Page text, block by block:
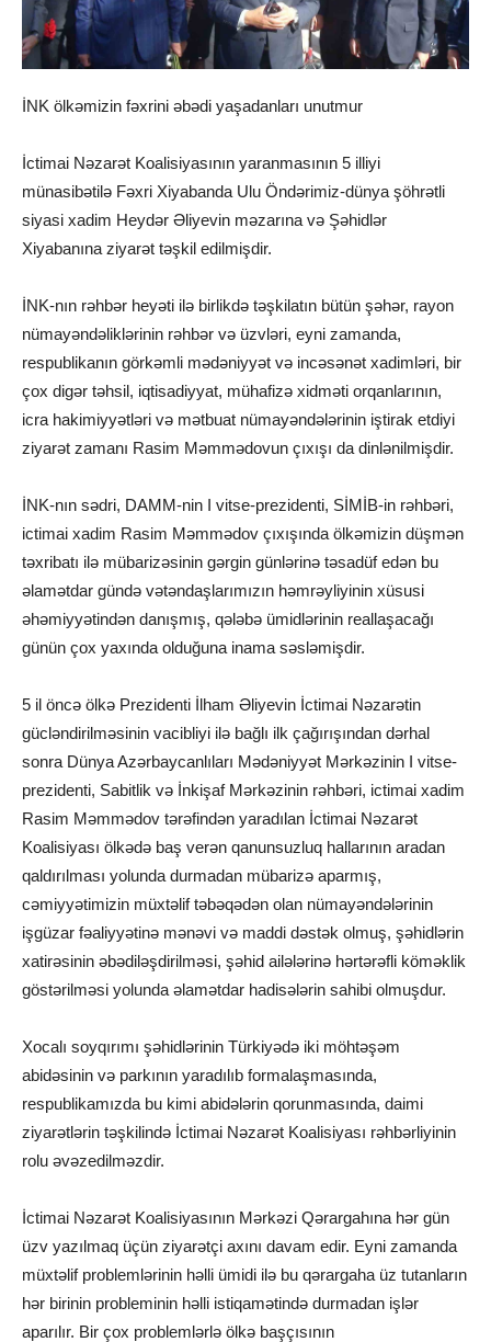
İNK ölkəmizin fəxrini əbədi yaşadanları unutmur
İctimai Nəzarət Koalisiyasının yaranmasının 5 illiyi
münasibətilə Fəxri Xiyabanda Ulu Öndərimiz-dünya şöhrətli
siyasi xadim Heydər Əliyevin məzarına və Şəhidlər
Xiyabanına ziyarət təşkil edilmişdir.
İNK-nın rəhbər heyəti ilə birlikdə təşkilatın bütün şəhər, rayon
nümayəndəliklərinin rəhbər və üzvləri, eyni zamanda,
respublikanın görkəmli mədəniyyət və incəsənət xadimləri, bir
çox digər təhsil, iqtisadiyyat, mühafizə xidməti orqanlarının,
icra hakimiyyətləri və mətbuat nümayəndələrinin iştirak etdiyi
ziyarət zamanı Rasim Məmmədovun çıxışı da dinlənilmişdir.
İNK-nın sədri, DAMM-nin I vitse-prezidenti, SİMİB-in rəhbəri,
ictimai xadim Rasim Məmmədov çıxışında ölkəmizin düşmən
təxribatı ilə mübarizəsinin gərgin günlərinə təsadüf edən bu
əlamətdar gündə vətəndaşlarımızın həmrəyliyinin xüsusi
əhəmiyyətindən danışmış, qələbə ümidlərinin reallaşacağı
günün çox yaxında olduğuna inama səsləmişdir.
5 il öncə ölkə Prezidenti İlham Əliyevin İctimai Nəzarətin
gücləndirilməsinin vacibliyi ilə bağlı ilk çağırışından dərhal
sonra Dünya Azərbaycanlıları Mədəniyyət Mərkəzinin I vitse-
prezidenti, Sabitlik və İnkişaf Mərkəzinin rəhbəri, ictimai xadim
Rasim Məmmədov tərəfindən yaradılan İctimai Nəzarət
Koalisiyası ölkədə baş verən qanunsuzluq hallarının aradan
qaldırılması yolunda durmadan mübarizə aparmış,
cəmiyyətimizin müxtəlif təbəqədən olan nümayəndələrinin
işgüzar fəaliyyətinə mənəvi və maddi dəstək olmuş, şəhidlərin
xatirəsinin əbədiləşdirilməsi, şəhid ailələrinə hərtərəfli köməklik
göstərilməsi yolunda əlamətdar hadisələrin sahibi olmuşdur.
Xocalı soyqırımı şəhidlərinin Türkiyədə iki möhtəşəm
abidəsinin və parkının yaradılıb formalaşmasında,
respublikamızda bu kimi abidələrin qorunmasında, daimi
ziyarətlərin təşkilində İctimai Nəzarət Koalisiyası rəhbərliyinin
rolu əvəzedilməzdir.
İctimai Nəzarət Koalisiyasının Mərkəzi Qərargahına hər gün
üzv yazılmaq üçün ziyarətçi axını davam edir. Eyni zamanda
müxtəlif problemlərinin həlli ümidi ilə bu qərargaha üz tutanların
hər birinin probleminin həlli istiqamətində durmadan işlər
aparılır. Bir çox problemlərlə ölkə başçısının